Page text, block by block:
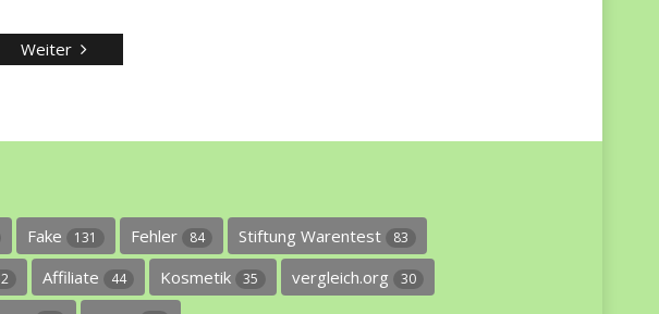
Weiter
Fake 131 Fehler 84 Stiftung Warentest 83
Affiliate 44 Kosmetik 35 vergleich.org 30